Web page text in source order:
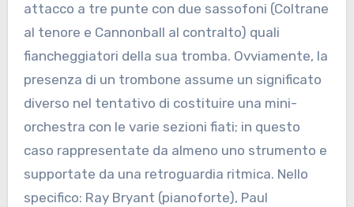
attacco a tre punte con due sassofoni (Coltrane
al tenore e Cannonball al contralto) quali
fiancheggiatori della sua tromba. Ovviamente, la
presenza di un trombone assume un significato
diverso nel tentativo di costituire una mini-
orchestra con le varie sezioni fiati; in questo
caso rappresentate da almeno uno strumento e
supportate da una retroguardia ritmica. Nello
specifico: Ray Bryant (pianoforte), Paul